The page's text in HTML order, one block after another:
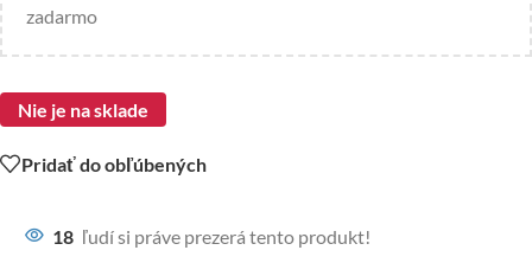
zadarmo
Nie je na sklade
Pridať do obľúbených
18 ľudí si práve prezerá tento produkt!